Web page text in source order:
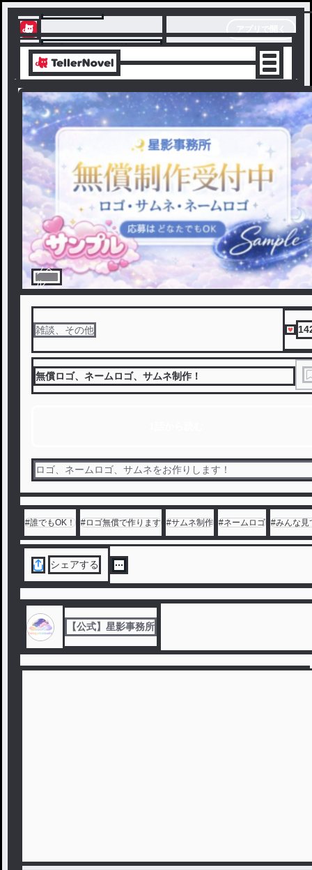
テラーノベル
アプリでサクサク楽しめる
ノベ
ル
雑談、その他
無償ロゴ、ネームロゴ、サムネ制作！
ロゴ、ネームロゴ、サムネをお作りします！
#誰でもOK！ #ロゴ無償で作ります #サムネ制作 #ネームロゴ #みんな見
シェアする
【公式】星影事務所